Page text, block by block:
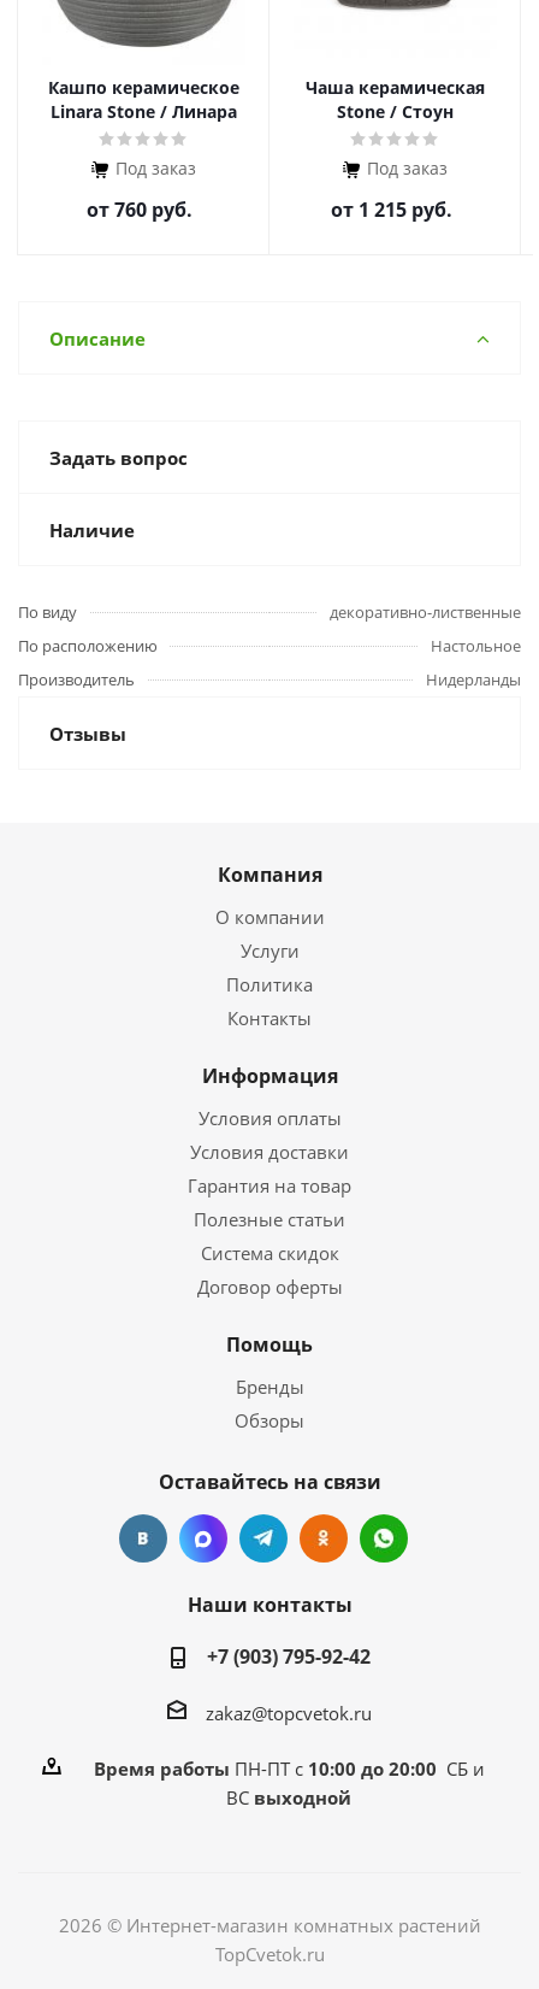
Кашпо керамическое
Linara Stone / Линара
Стоун
Под заказ
от760 руб.
Чаша керамическая
Stone / Стоун
Под заказ
от 1 215 руб.
Описание
Задать вопрос
Наличие
По виду
декоративно-лиственные
По расположению
Настольное
Производитель
Нидерланды
Отзывы
Компания
О компании
Услуги
Политика
Контакты
Информация
Условия оплаты
Условия доставки
Гарантия на товар
Полезные статьи
Система скидок
Договор оферты
Помощь
Бренды
Обзоры
Оставайтесь на связи
Наши контакты
+7 (903) 795-92-42
zakaz@topcvetok.ru
Время работы ПН-ПТ с 10:00 до 20:00 СБ и
ВС выходной
2026 © Интернет-магазин комнатных растений
TopCvetok.ru